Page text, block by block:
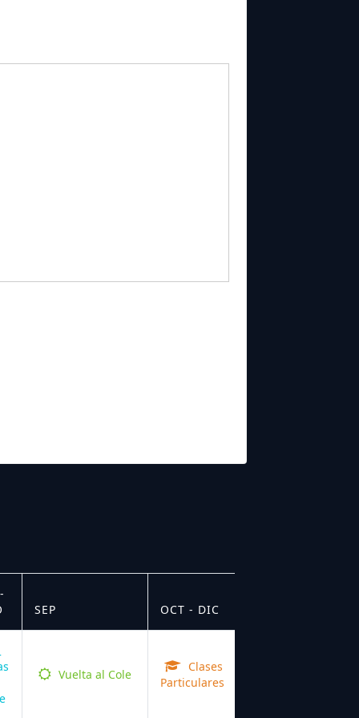
SEP OCT - DIC
Vuelta al Cole
Clases
Particulares